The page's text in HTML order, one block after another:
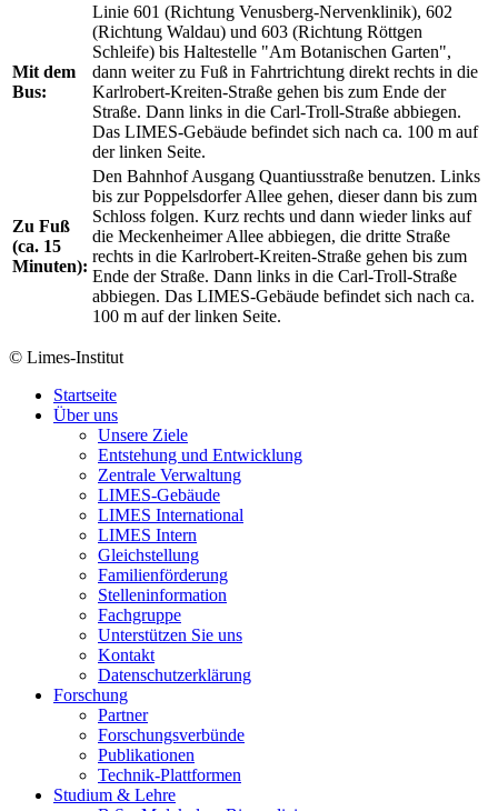
Mit dem
Bus:
Linie 601 (Richtung Venusberg-Nervenklinik), 602
(Richtung Waldau) und 603 (Richtung Röttgen
Schleife) bis Haltestelle "Am Botanischen Garten",
dann weiter zu Fuß in Fahrtrichtung direkt rechts in die
Karlrobert-Kreiten-Straße gehen bis zum Ende der
Straße. Dann links in die Carl-Troll-Straße abbiegen.
Das LIMES-Gebäude befindet sich nach ca. 100 m auf
der linken Seite.
Zu Fuß
(ca. 15
Minuten):
Den Bahnhof Ausgang Quantiusstraße benutzen. Links
bis zur Poppelsdorfer Allee gehen, dieser dann bis zum
Schloss folgen. Kurz rechts und dann wieder links auf
die Meckenheimer Allee abbiegen, die dritte Straße
rechts in die Karlrobert-Kreiten-Straße gehen bis zum
Ende der Straße. Dann links in die Carl-Troll-Straße
abbiegen. Das LIMES-Gebäude befindet sich nach ca.
100 m auf der linken Seite.
© Limes-Institut
Startseite
Über uns
Unsere Ziele
Entstehung und Entwicklung
Zentrale Verwaltung
LIMES-Gebäude
LIMES International
LIMES Intern
Gleichstellung
Familienförderung
Stelleninformation
Fachgruppe
Unterstützen Sie uns
Kontakt
Datenschutzerklärung
Forschung
Partner
Forschungsverbünde
Publikationen
Technik-Plattformen
Studium & Lehre